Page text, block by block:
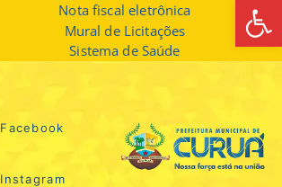
Nota fiscal eletrônica
Mural de Licitações
Sistema de Saúde
Facebook
Instagram